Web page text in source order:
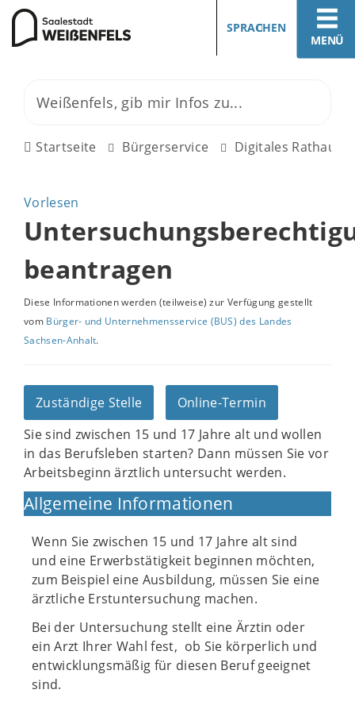
MENÜ
SPRACHEN
Startseite Bürgerservice Digitales Rathaus
Vorlesen
beantragen
Diese Informationen werden (teilweise) zur Verfügung gestellt
vom Bürger- und Unternehmensservice (BUS) des Landes
Sachsen-Anhalt.
Zuständige Stelle
Online-Termin
Sie sind zwischen 15 und 17 Jahre alt und wollen
in das Berufsleben starten? Dann müssen Sie vor
Arbeitsbeginn ärztlich untersucht werden.
Allgemeine Informationen
Wenn Sie zwischen 15 und 17 Jahre alt sind
und eine Erwerbstätigkeit beginnen möchten,
zum Beispiel eine Ausbildung, müssen Sie eine
ärztliche Erstuntersuchung machen.
Bei der Untersuchung stellt eine Ärztin oder
ein Arzt Ihrer Wahl fest, ob Sie körperlich und
entwicklungsmäßig für diesen Beruf geeignet
sind.